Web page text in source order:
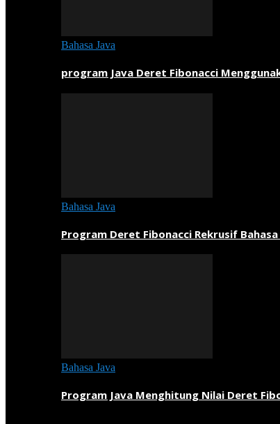
Bahasa Java
program Java Deret Fibonacci
Bahasa Java
Program Deret Fibonacci Rekrusif
Bahasa Java
Program Java Menghitung Nilai Deret